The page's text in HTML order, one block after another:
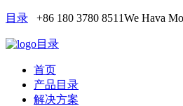
目录 +86 180 3780 8511We Hava
目录
首页
产品目录
解决方案